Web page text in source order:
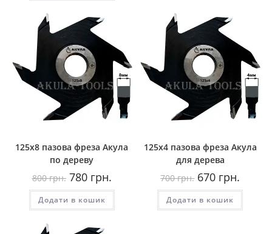
125х8 пазова фреза Акула
по дереву
800грн. Оригінальна
ціна:
800
грн..
780грн.ціна:
780
Додати в кошик
125х4 пазова фреза Акула
для дерева
700грн. Оригінальна
ціна:
700
грн..
670 грн.
670
Додати в кошик